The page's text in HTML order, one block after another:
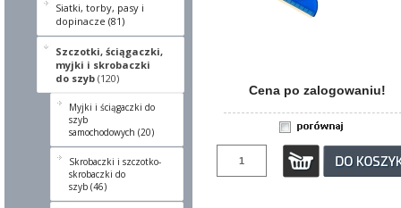
Siatki, torby, pasy i
dopinacze (81)
Szczotki, ściągaczki,
myjki i skrobaczki
do szyb (120)
Myjki i ściągaczki do
szyb
samochodowych (20)
Skrobaczki i szczotko-
skrobaczki do
szyb (46)
Cena po zalogowaniu!